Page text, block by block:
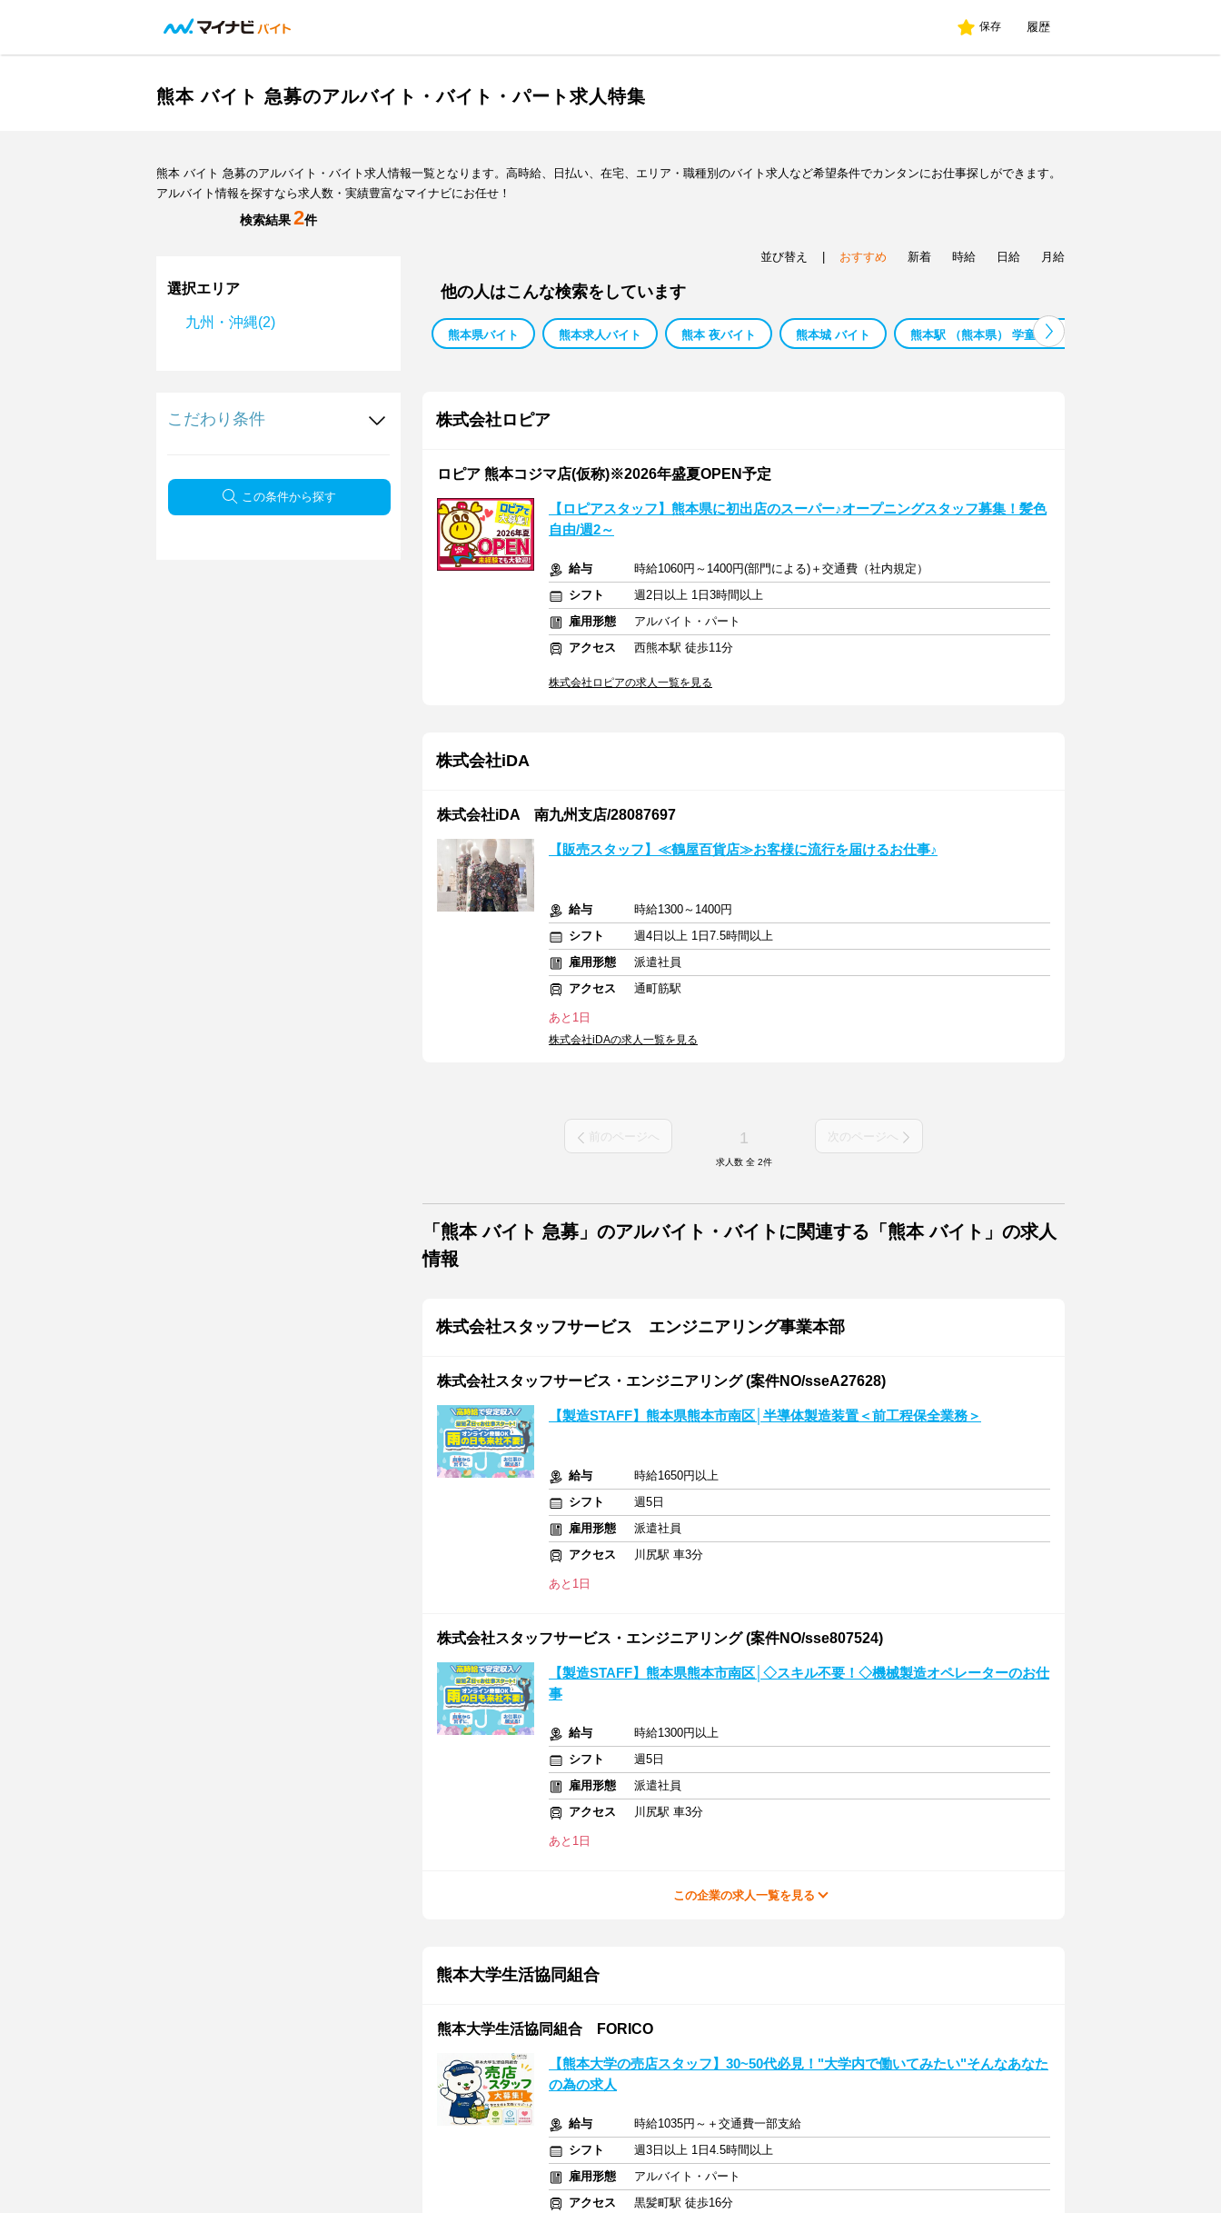
保存 履歴
熊本 バイト 急募のアルバイト・バイト・パート求人特集
熊本 バイト 急募のアルバイト・バイト求人情報一覧となります。高時給、日払い、在宅、エリア・職種別のバイト求人など希望条件でカンタンにお仕事探しができます。
アルバイト情報を探すなら求人数・実績豊富なマイナビにお任せ！
検索結果2件
選択エリア
九州・沖縄(2)
こだわり条件
この条件から探す
並び替え おすすめ 新着 時給 日給 月給
他の人はこんな検索をしています
熊本県バイト 熊本求人バイト 熊本 夜バイト 熊本城 バイト 熊本駅 （熊本県） 学童 バイト
株式会社ロピア
ロピア 熊本コジマ店(仮称)※2026年盛夏OPEN予定
【ロピアスタッフ】熊本県に初出店のスーパー♪オープニングスタッフ募集！髪色
自由/週2～
給与
時給1060円～1400円(部門による)＋交通費（社内規定）
シフト
週2日以上 1日3時間以上
雇用形態
アルバイト・パート
アクセス
西熊本駅 徒歩11分
株式会社ロピアの求人一覧を見る
株式会社iDA
株式会社iDA 南九州支店/28087697
【販売スタッフ】≪鶴屋百貨店≫お客様に流行を届けるお仕事♪
給与
時給1300～1400円
シフト
週4日以上 1日7.5時間以上
雇用形態
派遣社員
アクセス
通町筋駅
あと1日
株式会社iDAの求人一覧を見る
前のページへ 1 次のページへ
求人数 全 2件
「熊本 バイト 急募」のアルバイト・バイトに関連する「熊本 バイト」の求人
情報
株式会社スタッフサービス エンジニアリング事業本部
株式会社スタッフサービス・エンジニアリング (案件NO/sseA27628)
【製造STAFF】熊本県熊本市南区│半導体製造装置＜前工程保全業務＞
給与
時給1650円以上
シフト
週5日
雇用形態
派遣社員
アクセス
川尻駅 車3分
あと1日
株式会社スタッフサービス・エンジニアリング (案件NO/sse807524)
【製造STAFF】熊本県熊本市南区│◇スキル不要！◇機械製造オペレーターのお仕
事
給与
時給1300円以上
シフト
週5日
雇用形態
派遣社員
アクセス
川尻駅 車3分
あと1日
この企業の求人一覧を見る
熊本大学生活協同組合
熊本大学生活協同組合 FORICO
【熊本大学の売店スタッフ】30~50代必見！"大学内で働いてみたい"そんなあなた
の為の求人
給与
時給1035円～＋交通費一部支給
シフト
週3日以上 1日4.5時間以上
雇用形態
アルバイト・パート
アクセス
黒髪町駅 徒歩16分